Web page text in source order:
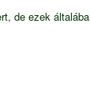
de ezek